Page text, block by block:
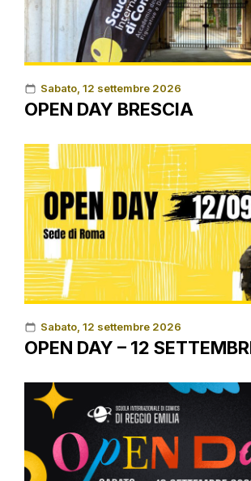
Sabato, 12 settembre 2026
OPEN DAY BRESCIA
Sabato, 12 settembre 2026
OPEN DAY – 12